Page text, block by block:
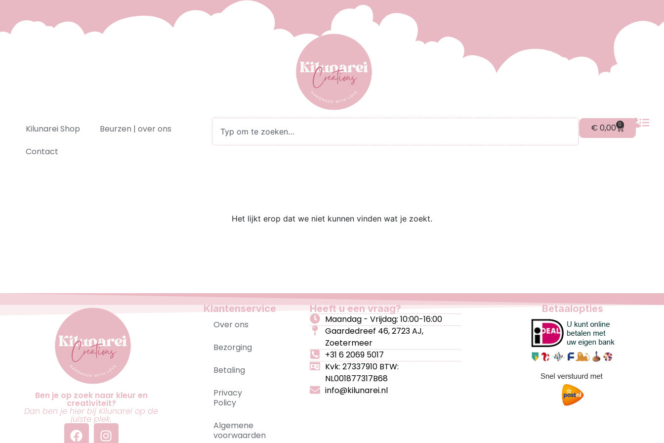
Kilunarei Shop
Beurzen | over ons
Contact
€ 0,00 0
Het lijkt erop dat we niet kunnen vinden wat je zoekt.
Ben je op zoek naar kleur en
creativiteit?
Dan ben je hier bij Kilunarei op de
juiste plek.
Klantenservice
Over ons
Bezorging
Betaling
Privacy
Policy
Algemene
voorwaarden
Heeft u een vraag?
Maandag - Vrijdag: 10:00-16:00
Gaardedreef 46, 2723 AJ,
Zoetermeer
+31 6 2069 5017
Kvk: 27337910 BTW:
NL001877317B68
info@kilunarei.nl
Betaalopties